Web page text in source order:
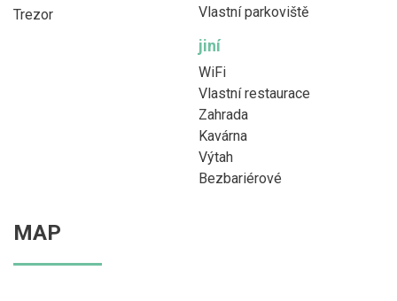
Vlastní parkoviště
Trezor
jiní
WiFi
Vlastní restaurace
Zahrada
Kavárna
Výtah
Bezbariérové
MAP